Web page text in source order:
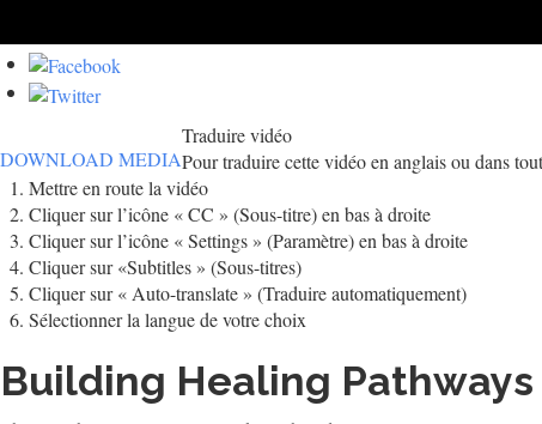
DOWNLOAD MEDIA
Traduire vidéo
Pour traduire cette vidéo en anglais ou dans
Mettre en route la vidéo
Cliquer sur l’icône « CC » (Sous-titre) en bas à droite
Cliquer sur l’icône « Settings » (Paramètre) en bas à droite
Cliquer sur «Subtitles » (Sous-titres)
Cliquer sur « Auto-translate » (Traduire automatiquement)
Sélectionner la langue de votre choix
Building Healing Pathways